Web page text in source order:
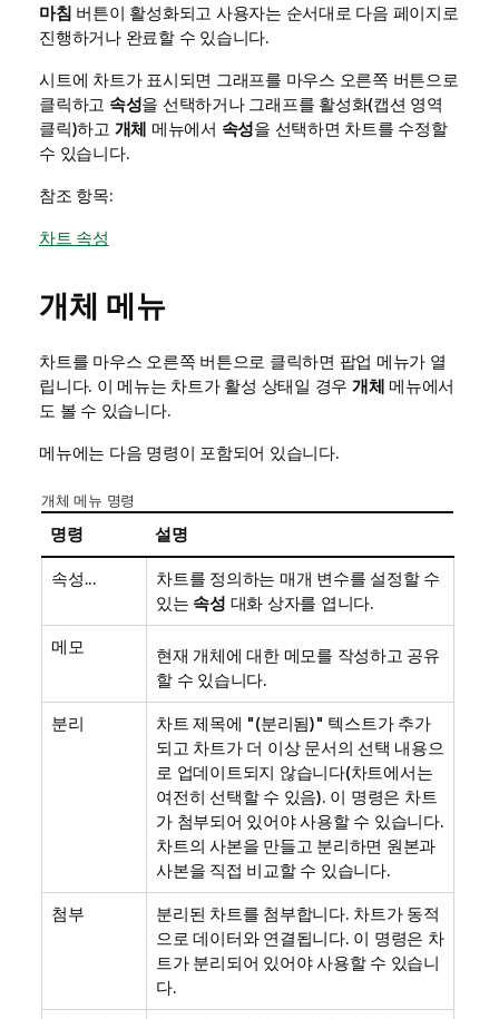
마침 버튼이 활성화되고 사용자는 순서대로 다음 페이지로
진행하거나 완료할 수 있습니다.
시트에 차트가 표시되면 그래프를 마우스 오른쪽 버튼으로
클릭하고 속성을 선택하거나 그래프를 활성화(캡션 영역
클릭)하고 개체 메뉴에서 속성을 선택하면 차트를 수정할
수 있습니다.
참조 항목:
차트 속성
개체 메뉴
차트를 마우스 오른쪽 버튼으로 클릭하면 팝업 메뉴가 열
립니다. 이 메뉴는 차트가 활성 상태일 경우 개체 메뉴에서
도 볼 수 있습니다.
메뉴에는 다음 명령이 포함되어 있습니다.
개체 메뉴 명령
명령 설명
속성...
차트를 정의하는 매개 변수를 설정할 수
있는 속성 대화 상자를 엽니다.
메모
현재 개체에 대한 메모를 작성하고 공유
할 수 있습니다.
분리
차트 제목에 "(분리됨)" 텍스트가 추가
되고 차트가 더 이상 문서의 선택 내용으
로 업데이트되지 않습니다(차트에서는
여전히 선택할 수 있음). 이 명령은 차트
가 첨부되어 있어야 사용할 수 있습니다.
차트의 사본을 만들고 분리하면 원본과
사본을 직접 비교할 수 있습니다.
첨부
분리된 차트를 첨부합니다. 차트가 동적
으로 데이터와 연결됩니다. 이 명령은 차
트가 분리되어 있어야 사용할 수 있습니
다.